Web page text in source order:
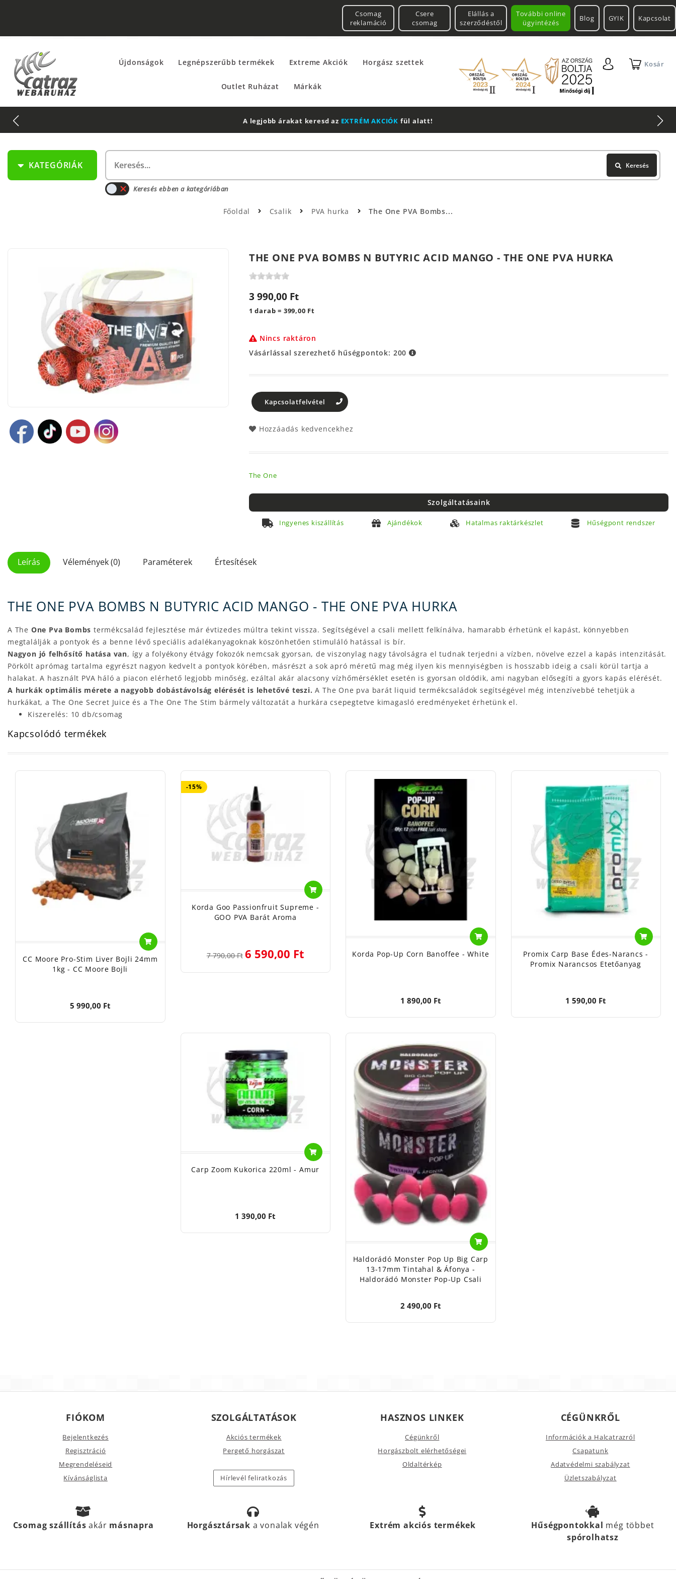
További online
ügyintézés
Csomag
reklamáció
Csere
csomag
Elállás a
szerződéstől
Blog GYIK Kapcsolat
Újdonságok Legnépszerűbb termékek Extreme Akciók Horgász szettek
Outlet Ruházat Márkák
Kosár
A legjobb árakat keresd az EXTRÉM AKCIÓK fül alatt!
KATEGÓRIÁK Keresés
Keresés ebben a kategóriában
Főoldal Csalik PVA hurka The One PVA Bombs...
THE ONE PVA BOMBS N BUTYRIC ACID MANGO - THE ONE PVA HURKA
3 990,00 Ft
1 darab = 399,00 Ft
Nincs raktáron
Vásárlással szerezhető hűségpontok: 200
Kapcsolatfelvétel
Hozzáadás kedvencekhez
The One
Szolgáltatásaink
Ingyenes kiszállítás Ajándékok Hatalmas raktárkészlet Hűségpont rendszer
Leírás Vélemények (0) Paraméterek Értesítések
THE ONE PVA BOMBS N BUTYRIC ACID MANGO - THE ONE PVA HURKA
A The One Pva Bombs termékcsalád fejlesztése már évtizedes múltra tekint vissza. Segítségével a csali mellett felkínálva, hamarabb érhetünk el kapást, könnyebben
megtalálják a pontyok és a benne lévő speciális adalékanyagoknak köszönhetően stimuláló hatással is bír.
Nagyon jó felhősítő hatása van, így a folyékony étvágy fokozók nemcsak gyorsan, de viszonylag nagy távolságra el tudnak terjedni a vízben, növelve ezzel a kapás intenzitását.
Pörkölt aprómag tartalma egyrészt nagyon kedvelt a pontyok körében, másrészt a sok apró méretű mag még ilyen kis mennyiségben is hosszabb ideig a csali körül tartja a
halakat. A használt PVA háló a piacon elérhető legjobb minőség, ezáltal akár alacsony vízhőmérséklet esetén is gyorsan oldódik, ami nagyban elősegíti a gyors kapás elérését.
A hurkák optimális mérete a nagyobb dobástávolság elérését is lehetővé teszi.A The One pva barát liquid termékcsaládok segítségével még intenzívebbé tehetjük a
hurkákat, a The One Secret Juice és a The One The Stim bármely változatát a hurkára csepegtetve kimagasló eredményeket érhetünk el.
Kiszerelés: 10 db/csomag
Kapcsolódó termékek
CC Moore Pro-Stim Liver Bojli 24mm
1kg - CC Moore Bojli
5 990,00 Ft
-15%
Korda Goo Passionfruit Supreme -
GOO PVA Barát Aroma
7 790,00 Ft 6 590,00 Ft Korda Pop-Up Corn Banoffee - White
1 890,00 Ft
Promix Carp Base Édes-Narancs -
Promix Narancsos Etetőanyag
1 590,00 Ft
Carp Zoom Kukorica 220ml - Amur
1 390,00 Ft
Haldorádó Monster Pop Up Big Carp
13-17mm Tintahal & Áfonya -
Haldorádó Monster Pop-Up Csali
2 490,00 Ft
FIÓKOM
Bejelentkezés
Regisztráció
Megrendeléseid
Kívánságlista
SZOLGÁLTATÁSOK
Akciós termékek
Pergető horgászat
Hírlevél feliratkozás
HASZNOS LINKEK
Cégünkről
Horgászbolt elérhetőségei
Oldaltérkép
CÉGÜNKRŐL
Információk a Halcatrazról
Csapatunk
Adatvédelmi szabályzat
Üzletszabályzat
Csomag szállításakár másnapra Horgásztársak a vonalak végén Extrém akciós termékek Hűségpontokkal még többet
spórolhatsz